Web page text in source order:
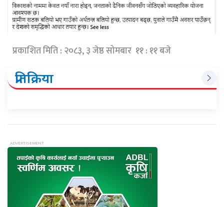
प्रकाशित मिति : २०८३, ३ जेष्ठ सोमबार ११ : ११ बजे
प्रतिक्रिया